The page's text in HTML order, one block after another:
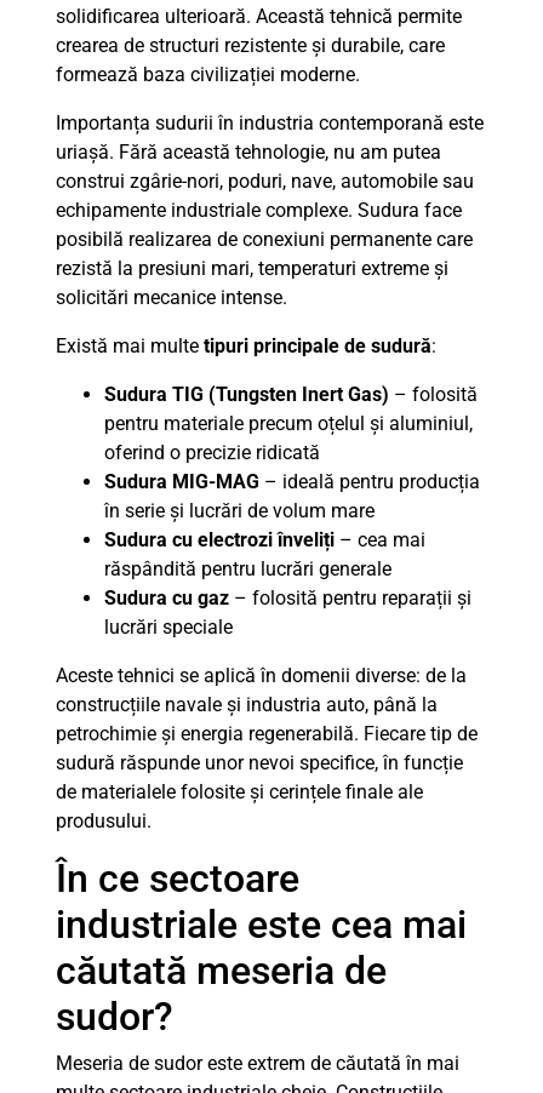
solidificarea ulterioară. Această tehnică permite
crearea de structuri rezistente și durabile, care
formează baza civilizației moderne.
Importanța sudurii în industria contemporană este
uriașă. Fără această tehnologie, nu am putea
construi zgârie-nori, poduri, nave, automobile sau
echipamente industriale complexe. Sudura face
posibilă realizarea de conexiuni permanente care
rezistă la presiuni mari, temperaturi extreme și
solicitări mecanice intense.
Există mai multe tipuri principale de sudură:
Sudura TIG (Tungsten Inert Gas) – folosită
pentru materiale precum oțelul și aluminiul,
oferind o precizie ridicată
Sudura MIG-MAG – ideală pentru producția
în serie și lucrări de volum mare
Sudura cu electrozi înveliți – cea mai
răspândită pentru lucrări generale
Sudura cu gaz – folosită pentru reparații și
lucrări speciale
Aceste tehnici se aplică în domenii diverse: de la
construcțiile navale și industria auto, până la
petrochimie și energia regenerabilă. Fiecare tip de
sudură răspunde unor nevoi specifice, în funcție
de materialele folosite și cerințele finale ale
produsului.
În ce sectoare
industriale este cea mai
căutată meseria de
sudor?
Meseria de sudor este extrem de căutată în mai